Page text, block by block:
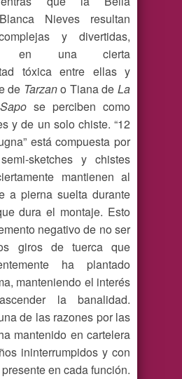
Nieves resultan
y divertidas,
en una cierta
tóxica entre ellas y
de Tarzano Tiana deLa
se perciben como
y de un solo chiste. “12
está compuesta por
sketches y chistes
mantienen al
a pierna suelta durante
dura el montaje. Esto
negativo de no ser
giros de tuerca que
ha plantado
manteniendo el interés
la banalidad.
de las razones por las
mantenido en cartelera
ininterrumpidos y con
en cada función.